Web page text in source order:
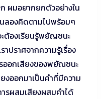
ผมอยากยกตัวอย่างใน
ลองคิดตามไปพร้อมๆ
ะต้องเรียนรู้พยัญชนะ
ปราศจากความรู้เรื่อง
ออกเสียงของพยัณชนะ
งออกมาเป็นคำที่มีความ
รผสมเสียงผสมคำได้